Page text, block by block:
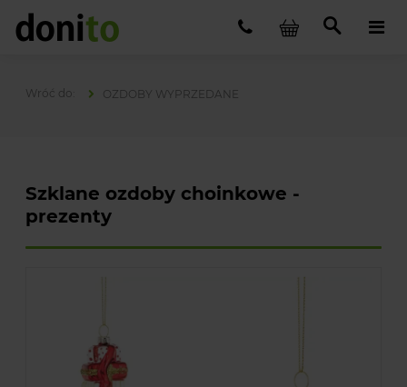
OZDOBY WYPRZEDANE
Szklane ozdoby choinkowe -
prezenty